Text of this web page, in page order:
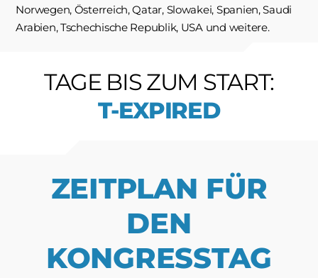
Norwegen, Österreich, Qatar, Slowakei, Spanien, Saudi
Arabien, Tschechische Republik, USA und weitere.
TAGE BIS ZUM START:
T-EXPIRED
ZEITPLAN FÜR
DEN
KONGRESSTAG